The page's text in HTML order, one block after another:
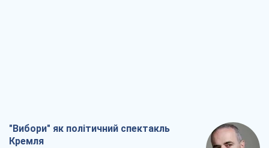
"Вибори" як політичний спектакль
Кремля